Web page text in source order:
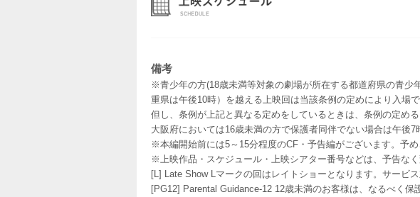
備考
※青少年の方(18歳未満等対象の劇場が所在する都道府県の青少
重県は午後10時）を越える上映回は当該条例の定めにより入場で
但し、条例が上記と異なる定めをしているときは、条例の定める
大阪府においては16歳未満の方で保護者同伴でない場合は午後7
※本編開始前には5～15分程度のCF・予告編がございます。予め
※上映作品・スケジュール・上映シアター番号などは、予告な
[L] Late Show Lマークの回はレイトショーとなります。サービ
[PG12] Parental Guidance-12 12歳未満のお客様は、なるべく保